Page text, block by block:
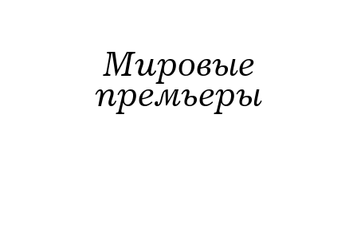
Мировые
премьеры